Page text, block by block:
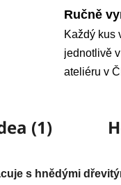
Ručně
Každý kus
jednotlivě
ateliéru v
(1)
s hnědými